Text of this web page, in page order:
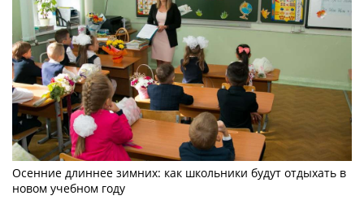
Осенние длиннее зимних: как школьники будут отдыхать в
новом учебном году